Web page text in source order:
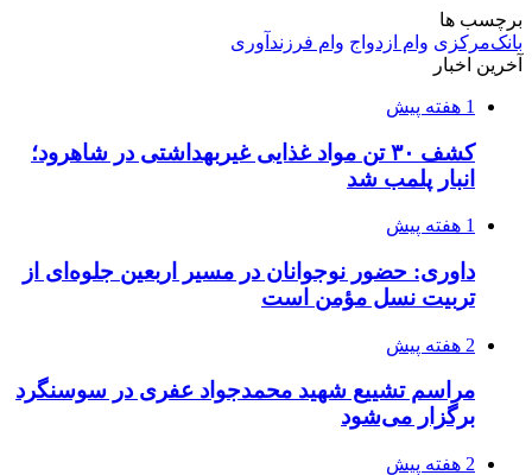
2 هفته پیش
اکیپ صیادان غیرمجاز ماهی در سنقروکلیایی
دستگیر شدند
2 هفته پیش
ماجرای پیشگویی صریح پیامبر(ع) درباره شهادت
عمار یاسر و عاقبت قاتلان او
2 هفته پیش
برای مراسم اربعین
3 هفته پیش
صفحه اول روزنامه‌های کرمانشاه چهارشنبه سی و